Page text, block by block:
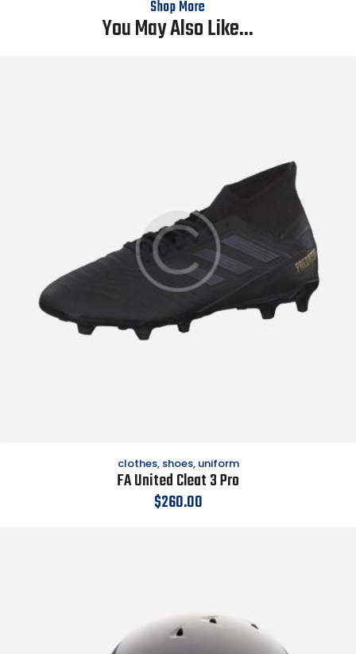
Shop More
You May Also Like...
clothes, shoes, uniform
FA United Cleat 3 Pro
$260.00